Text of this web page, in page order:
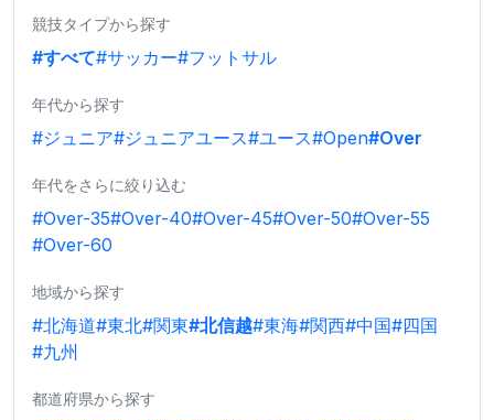
競技タイプから探す
#すべて#サッカー#フットサル
年代から探す
#ジュニア#ジュニアユース#ユース#Open#Over
年代をさらに絞り込む
#Over-35#Over-40#Over-45#Over-50#Over-55
#Over-60
地域から探す
#北海道#東北#関東#北信越#東海#関西#中国#四国
#九州
都道府県から探す